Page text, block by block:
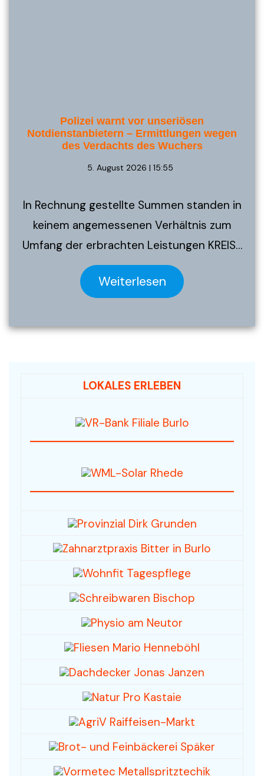
Polizei warnt vor unseriösen
Notdienstanbietern – Ermittlungen wegen
des Verdachts des Wuchers
5. August 2026 | 15:55
In Rechnung gestellte Summen standen in
keinem angemessenen Verhältnis zum
Umfang der erbrachten Leistungen KREIS…
Weiterlesen
LOKALES ERLEBEN